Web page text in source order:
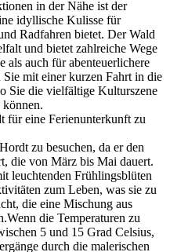
in der Nähe ist der
idyllische Kulisse für
Radfahren bietet. Der Wald
und bietet zahlreiche Wege
als auch für abenteuerlichere
mit einer kurzen Fahrt in die
Sie die vielfältige Kulturszene
für eine Ferienunterkunft zu
zu besuchen, da er den
die von März bis Mai dauert.
leuchtenden Frühlingsblüten
zum Leben, was sie zu
die eine Mischung aus
die Temperaturen zu
5 und 15 Grad Celsius,
durch die malerischen